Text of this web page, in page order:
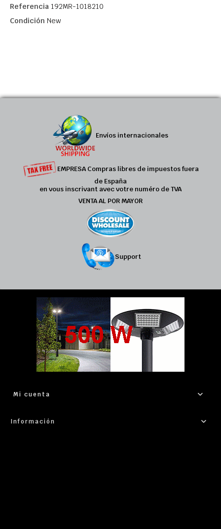
Referencia 192MR-1018210
Condición New
Envíos internacionales
EMPRESA Compras libres de impuestos fuera
de España
en vous inscrivant avec votre numéro de TVA
VENTA AL POR MAYOR
Support
Mi cuenta
Información